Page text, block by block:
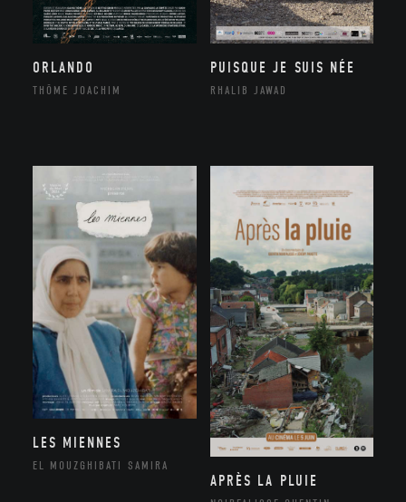
ORLANDO
THÔME JOACHIM
PUISQUE JE SUIS NÉE
RHALIB JAWAD
LES MIENNES
EL MOUZGHIBATI SAMIRA
APRÈS LA PLUIE